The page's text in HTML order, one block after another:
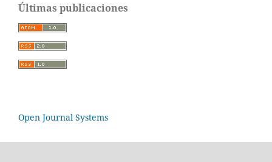
Últimas publicaciones
Open Journal Systems